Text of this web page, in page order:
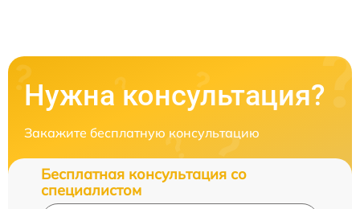
Нужна консультация?
Закажите бесплатную консультацию
Бесплатная консультация со
специалистом